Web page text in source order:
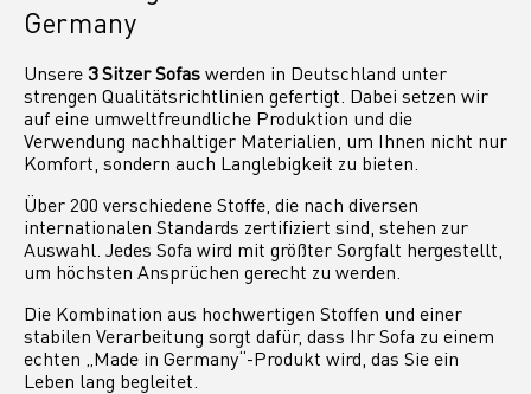
Germany
Unsere3 Sitzer Sofaswerden in Deutschland unter
strengen Qualitätsrichtlinien gefertigt. Dabei setzen wir
auf eine umweltfreundliche Produktion und die
Verwendung nachhaltiger Materialien, um Ihnen nicht nur
Komfort, sondern auch Langlebigkeit zu bieten.
Über 200 verschiedene Stoffe, die nach diversen
internationalen Standards zertifiziert sind, stehen zur
Auswahl. Jedes Sofa wird mit größter Sorgfalt hergestellt,
um höchsten Ansprüchen gerecht zu werden.
Die Kombination aus hochwertigen Stoffen und einer
stabilen Verarbeitung sorgt dafür, dass Ihr Sofa zu einem
echten „Made in Germany“-Produkt wird, das Sie ein
Leben lang begleitet.